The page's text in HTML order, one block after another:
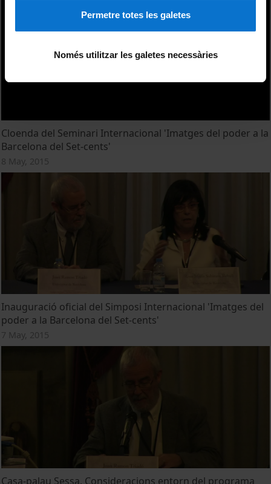
Permetre totes les galetes
Només utilitzar les galetes necessàries
Cloenda del Seminari Internacional 'Imatges del poder a la
Barcelona del Set-cents'
8 May, 2015
Inauguració oficial del Simposi Internacional 'Imatges del
poder a la Barcelona del Set-cents'
7 May, 2015
Casa-palau Sessa. Consideracions entorn del programa